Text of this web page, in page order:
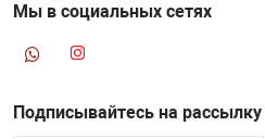
Мы в социальных сетях
Подписывайтесь на рассылку